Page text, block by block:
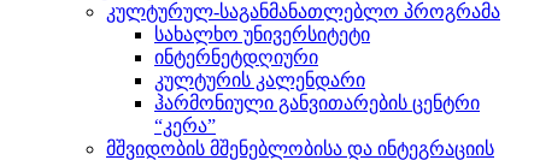
კულტურულ-საგანმანათლებლო პროგრამა
სახალხო უნივერსიტეტი
ინტერნეტდღიური
კულტურის კალენდარი
ჰარმონიული განვითარების ცენტრი
“კერა”
მშვიდობის მშენებლობისა და ინტეგრაციის